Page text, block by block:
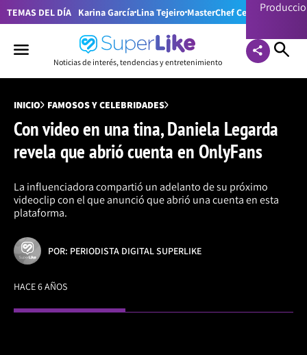
TEMAS DEL DÍA Karina García Lina Tejeiro MasterChef Celebrity
Noticias de interés, tendencias y entretenimiento
INICIO FAMOSOS Y CELEBRIDADES
Con video en una tina, Daniela Legarda
revela que abrió cuenta en OnlyFans
La influenciadora compartió un adelanto de su próximo
videoclip con el que anunció que abrió una cuenta en esta
plataforma.
POR: PERIODISTA DIGITAL SUPERLIKE
HACE 6 AÑOS